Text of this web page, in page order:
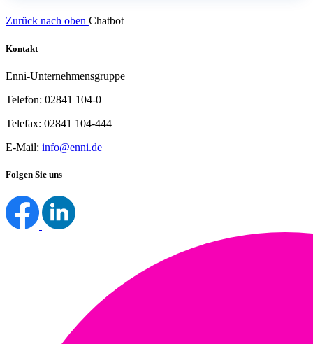
Zurück nach oben Chatbot
Kontakt
Enni-Unternehmensgruppe
Telefon: 02841 104-0
Telefax: 02841 104-444
E-Mail: info@enni.de
Folgen Sie uns